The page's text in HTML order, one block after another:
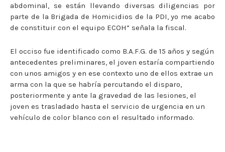
abdominal, se están llevando diversas diligencias por
parte de la Brigada de Homicidios de la PDI, yo me acabo
de constituir con el equipo ECOH” señala la fiscal.
El occiso fue identificado como B.A.F.G. de 15 años y según
antecedentes preliminares, el joven estaría compartiendo
con unos amigos y en ese contexto uno de ellos extrae un
arma con la que se habría percutando el disparo,
posteriormente y ante la gravedad de las lesiones, el
joven es trasladado hasta el servicio de urgencia en un
vehículo de color blanco con el resultado informado.